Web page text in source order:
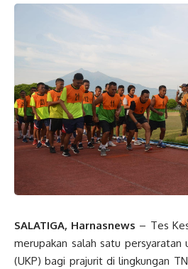
SALATIGA, Harnasnews – Tes
merupakan salah satu persyaratan
(UKP) bagi prajurit di lingkungan